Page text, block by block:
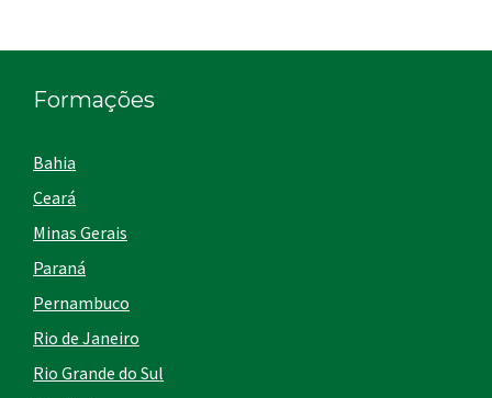
Formações
Bahia
Ceará
Minas Gerais
Paraná
Pernambuco
Rio de Janeiro
Rio Grande do Sul